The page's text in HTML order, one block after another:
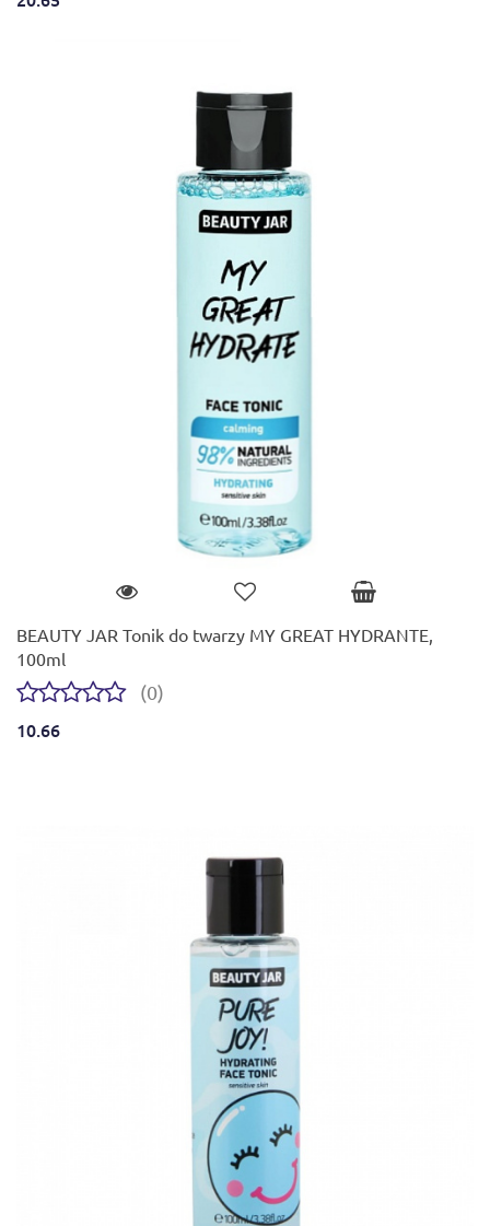
BEAUTY JAR Tonik do twarzy MY GREAT HYDRANTE,
100ml
(0)
10.66